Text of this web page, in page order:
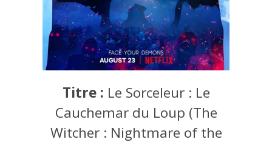
Titre : Le Sorceleur : Le
Cauchemar du Loup (The
Witcher : Nightmare of the